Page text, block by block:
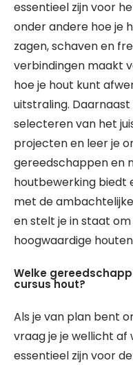
essentieel zijn voor
onder andere hoe je
zagen, schaven en
verbindingen maakt
hoe je hout kunt
uitstraling.
selecteren van het
projecten en leer je
gereedschappen en
houtbewerking biedt
met de
en stelt je in staat
hoogwaardige
Welke
cursus hout?
Als je van plan bent
vraag je je wellicht
essentieel zijn voor